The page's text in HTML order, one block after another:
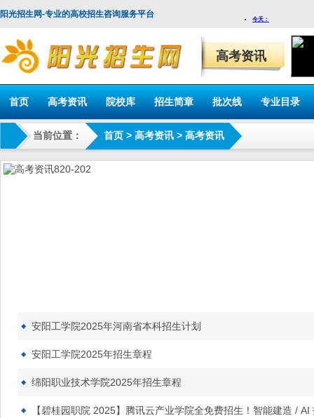
阳光招生网-专业的高校招生咨询服务平台
高考资讯
首页 高考资讯 院校库 招生简章 批次线 专业目录
当前位置： 首页 > 高考资讯 > 高考资讯
安阳工学院2025年河南省本科招生计划
安阳工学院2025年招生章程
绵阳职业技术学院2025年招生章程
【碧桂园职院 2025】腾讯云产业学院全免费招生！智能建造 /